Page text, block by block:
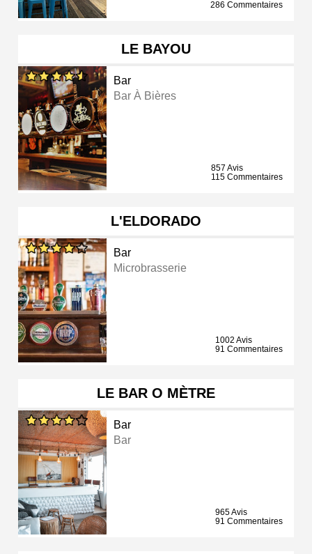
286 Commentaires
LE BAYOU
Bar
Bar À Bières
857 Avis
115 Commentaires
L'ELDORADO
Bar
Microbrasserie
1002 Avis
91 Commentaires
LE BAR O MÈTRE
Bar
Bar
965 Avis
91 Commentaires